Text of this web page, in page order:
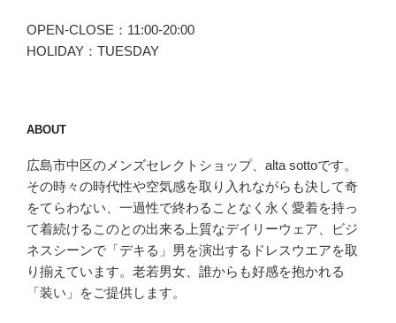
替
え
OPEN-CLOSE：11:00-20:00
HOLIDAY：TUESDAY
ABOUT
広島市中区のメンズセレクトショップ、alta sottoです。
その時々の時代性や空気感を取り入れながらも決して奇
をてらわない、一過性で終わることなく永く愛着を持っ
て着続けるこのとの出来る上質なデイリーウェア、ビジ
ネスシーンで「デキる」男を演出するドレスウエアを取
り揃えています。老若男女、誰からも好感を抱かれる
「装い」をご提供します。